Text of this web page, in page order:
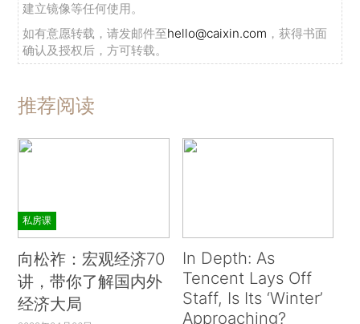
建立镜像等任何使用。
如有意愿转载，请发邮件至hello@caixin.com ，获得书面
确认及授权后，方可转载。
推荐阅读
私房课
向松祚：宏观经济70
讲，带你了解国内外
经济大局
In Depth: As
Tencent Lays Off
Staff, Is Its ‘Winter’
Approaching?